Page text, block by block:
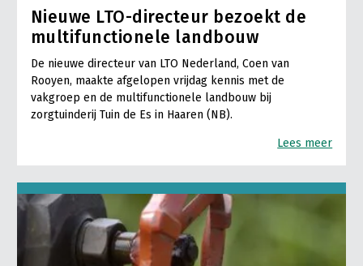
Nieuwe LTO-directeur bezoekt de
multifunctionele landbouw
De nieuwe directeur van LTO Nederland, Coen van
Rooyen, maakte afgelopen vrijdag kennis met de
vakgroep en de multifunctionele landbouw bij
zorgtuinderij Tuin de Es in Haaren (NB).
Lees meer